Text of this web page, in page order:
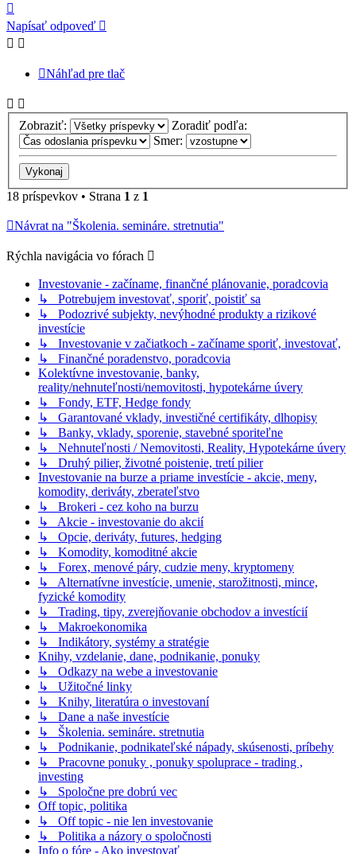
Napísať odpoveď
Náhľad pre tlač
Zobraziť:
Zoradiť podľa:
Smer:
18 príspevkov • Strana 1 z 1
Návrat na "Školenia. semináre. stretnutia"
Rýchla navigácia vo fórach
Investovanie - začíname, finančné plánovanie, poradcovia
↳ Potrebujem investovať, sporiť, poistiť sa
↳ Podozrivé subjekty, nevýhodné produkty a rizikové
investície
↳ Investovanie v začiatkoch - začíname sporiť, investovať,
↳ Finančné poradenstvo, poradcovia
Kolektívne investovanie, banky,
reality/nehnuteľnosti/nemovitosti, hypotekárne úvery
↳ Fondy, ETF, Hedge fondy
↳ Garantované vklady, investičné certifikáty, dlhopisy
↳ Banky, vklady, sporenie, stavebné sporiteľne
↳ Nehnuteľnosti / Nemovitosti, Reality, Hypotekárne úvery
↳ Druhý pilier, životné poistenie, tretí pilier
Investovanie na burze a priame investície - akcie, meny,
komodity, deriváty, zberateľstvo
↳ Brokeri - cez koho na burzu
↳ Akcie - investovanie do akcií
↳ Opcie, deriváty, futures, hedging
↳ Komodity, komoditné akcie
↳ Forex, menové páry, cudzie meny, kryptomeny
↳ Alternatívne investície, umenie, starožitnosti, mince,
fyzické komodity
↳ Trading, tipy, zverejňovanie obchodov a investícií
↳ Makroekonomika
↳ Indikátory, systémy a stratégie
Knihy, vzdelanie, dane, podnikanie, ponuky
↳ Odkazy na webe a investovanie
↳ Užitočné linky
↳ Knihy, literatúra o investovaní
↳ Dane a naše investície
↳ Školenia. semináre. stretnutia
↳ Podnikanie, podnikateľské nápady, skúsenosti, príbehy
↳ Pracovne ponuky , ponuky spoluprace - trading ,
investing
↳ Spoločne pre dobrú vec
Off topic, politika
↳ Off topic - nie len investovanie
↳ Politika a názory o spoločnosti
Info o fóre - Ako investovať